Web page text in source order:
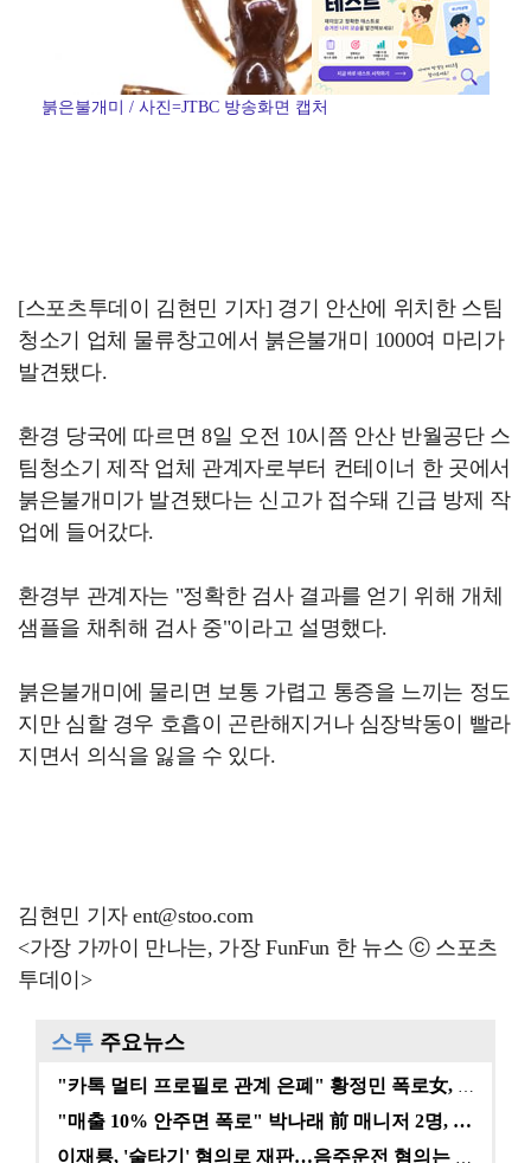
붉은불개미 / 사진=JTBC 방송화면 캡처
[스포츠투데이 김현민 기자] 경기 안산에 위치한 스팀
청소기 업체 물류창고에서 붉은불개미 1000여 마리가
발견됐다.
환경 당국에 따르면 8일 오전 10시쯤 안산 반월공단 스
팀청소기 제작 업체 관계자로부터 컨테이너 한 곳에서
붉은불개미가 발견됐다는 신고가 접수돼 긴급 방제 작
업에 들어갔다.
환경부 관계자는 "정확한 검사 결과를 얻기 위해 개체
샘플을 채취해 검사 중"이라고 설명했다.
붉은불개미에 물리면 보통 가렵고 통증을 느끼는 정도
지만 심할 경우 호흡이 곤란해지거나 심장박동이 빨라
지면서 의식을 잃을 수 있다.
김현민 기자 ent@stoo.com
<가장 가까이 만나는, 가장 FunFun 한 뉴스 ⓒ 스포츠
투데이>
스투 주요뉴스
"매출 10% 안주면 폭로" 박나래 前 매니저 2명, …